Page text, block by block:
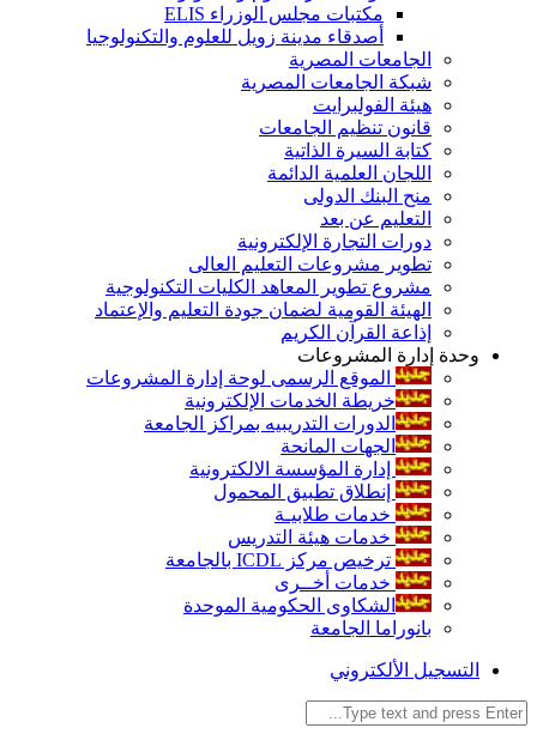
مكتبات مجلس الوزراء ELIS
أصدقاء مدينة زويل للعلوم والتكنولوجيا
الجامعات المصرية
شبكة الجامعات المصرية
هيئة الفولبرايت
قانون تنظيم الجامعات
كتابة السيرة الذاتية
اللجان العلمية الدائمة
منح البنك الدولى
التعليم عن بعد
دورات التجارة الإلكترونية
تطوير مشروعات التعليم العالى
مشروع تطوير المعاهد الكليات التكنولوجية
الهيئة القومية لضمان جودة التعليم والإعتماد
إذاعة القرآن الكريم
وحدة إدارة المشروعات
الموقع الرسمى لوحة إدارة المشروعات
خريطة الخدمات الإلكترونية
الدورات التدريبيه بمراكز الجامعة
الجهات المانحة
إدارة المؤسسة الالكترونية
إنطلاق تطبيق المحمول
خدمات طلابيـة
خدمات هيئة التدريس
ترخيص مركز ICDL بالجامعة
خدمات أخــرى
الشكاوى الحكومية الموحدة
بانوراما الجامعة
التسجيل الألكتروني